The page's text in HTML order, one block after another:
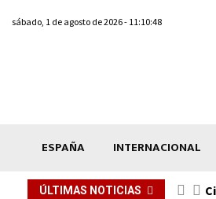
sábado, 1 de agosto de 2026 - 11:10:48
ESPAÑA INTERNACIONAL
ÚLTIMAS NOTICIAS